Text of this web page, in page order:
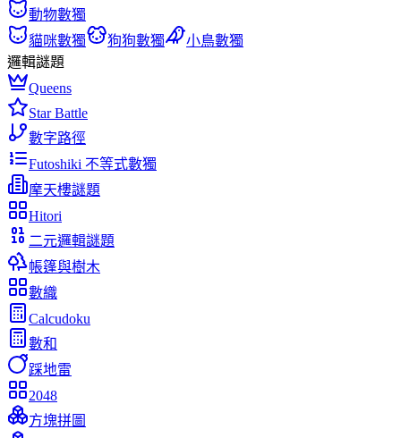
動物數獨
貓咪數獨
狗狗數獨
小鳥數獨
邏輯謎題
Queens
Star Battle
數字路徑
Futoshiki 不等式數獨
摩天樓謎題
Hitori
二元邏輯謎題
帳篷與樹木
數織
Calcudoku
數和
踩地雷
2048
方塊拼圖